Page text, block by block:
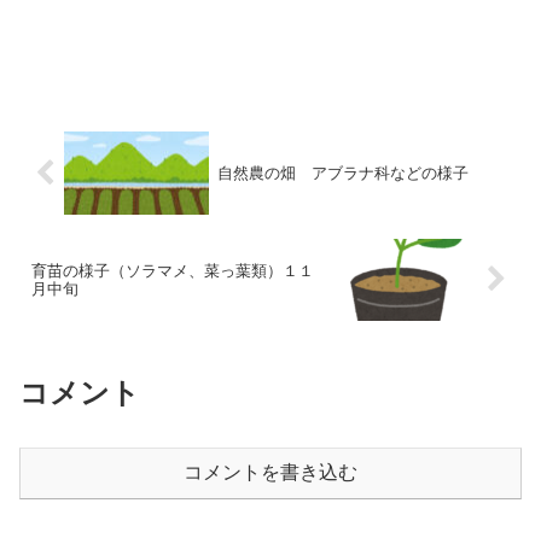
自然農の畑 アブラナ科などの様子
育苗の様子（ソラマメ、菜っ葉類）１１
月中旬
コメント
コメントを書き込む